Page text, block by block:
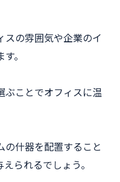
スの雰囲気や企業のイ
。
ぶことでオフィスに温
什器を配置すること
られるでしょう。